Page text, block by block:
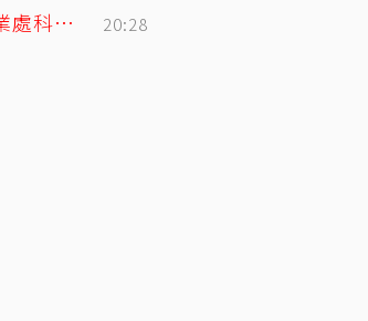
姜厚任小2輪女友前夫曝光！以「余家菁」嫁縣府農業處科長 交往3月閃婚 20:28